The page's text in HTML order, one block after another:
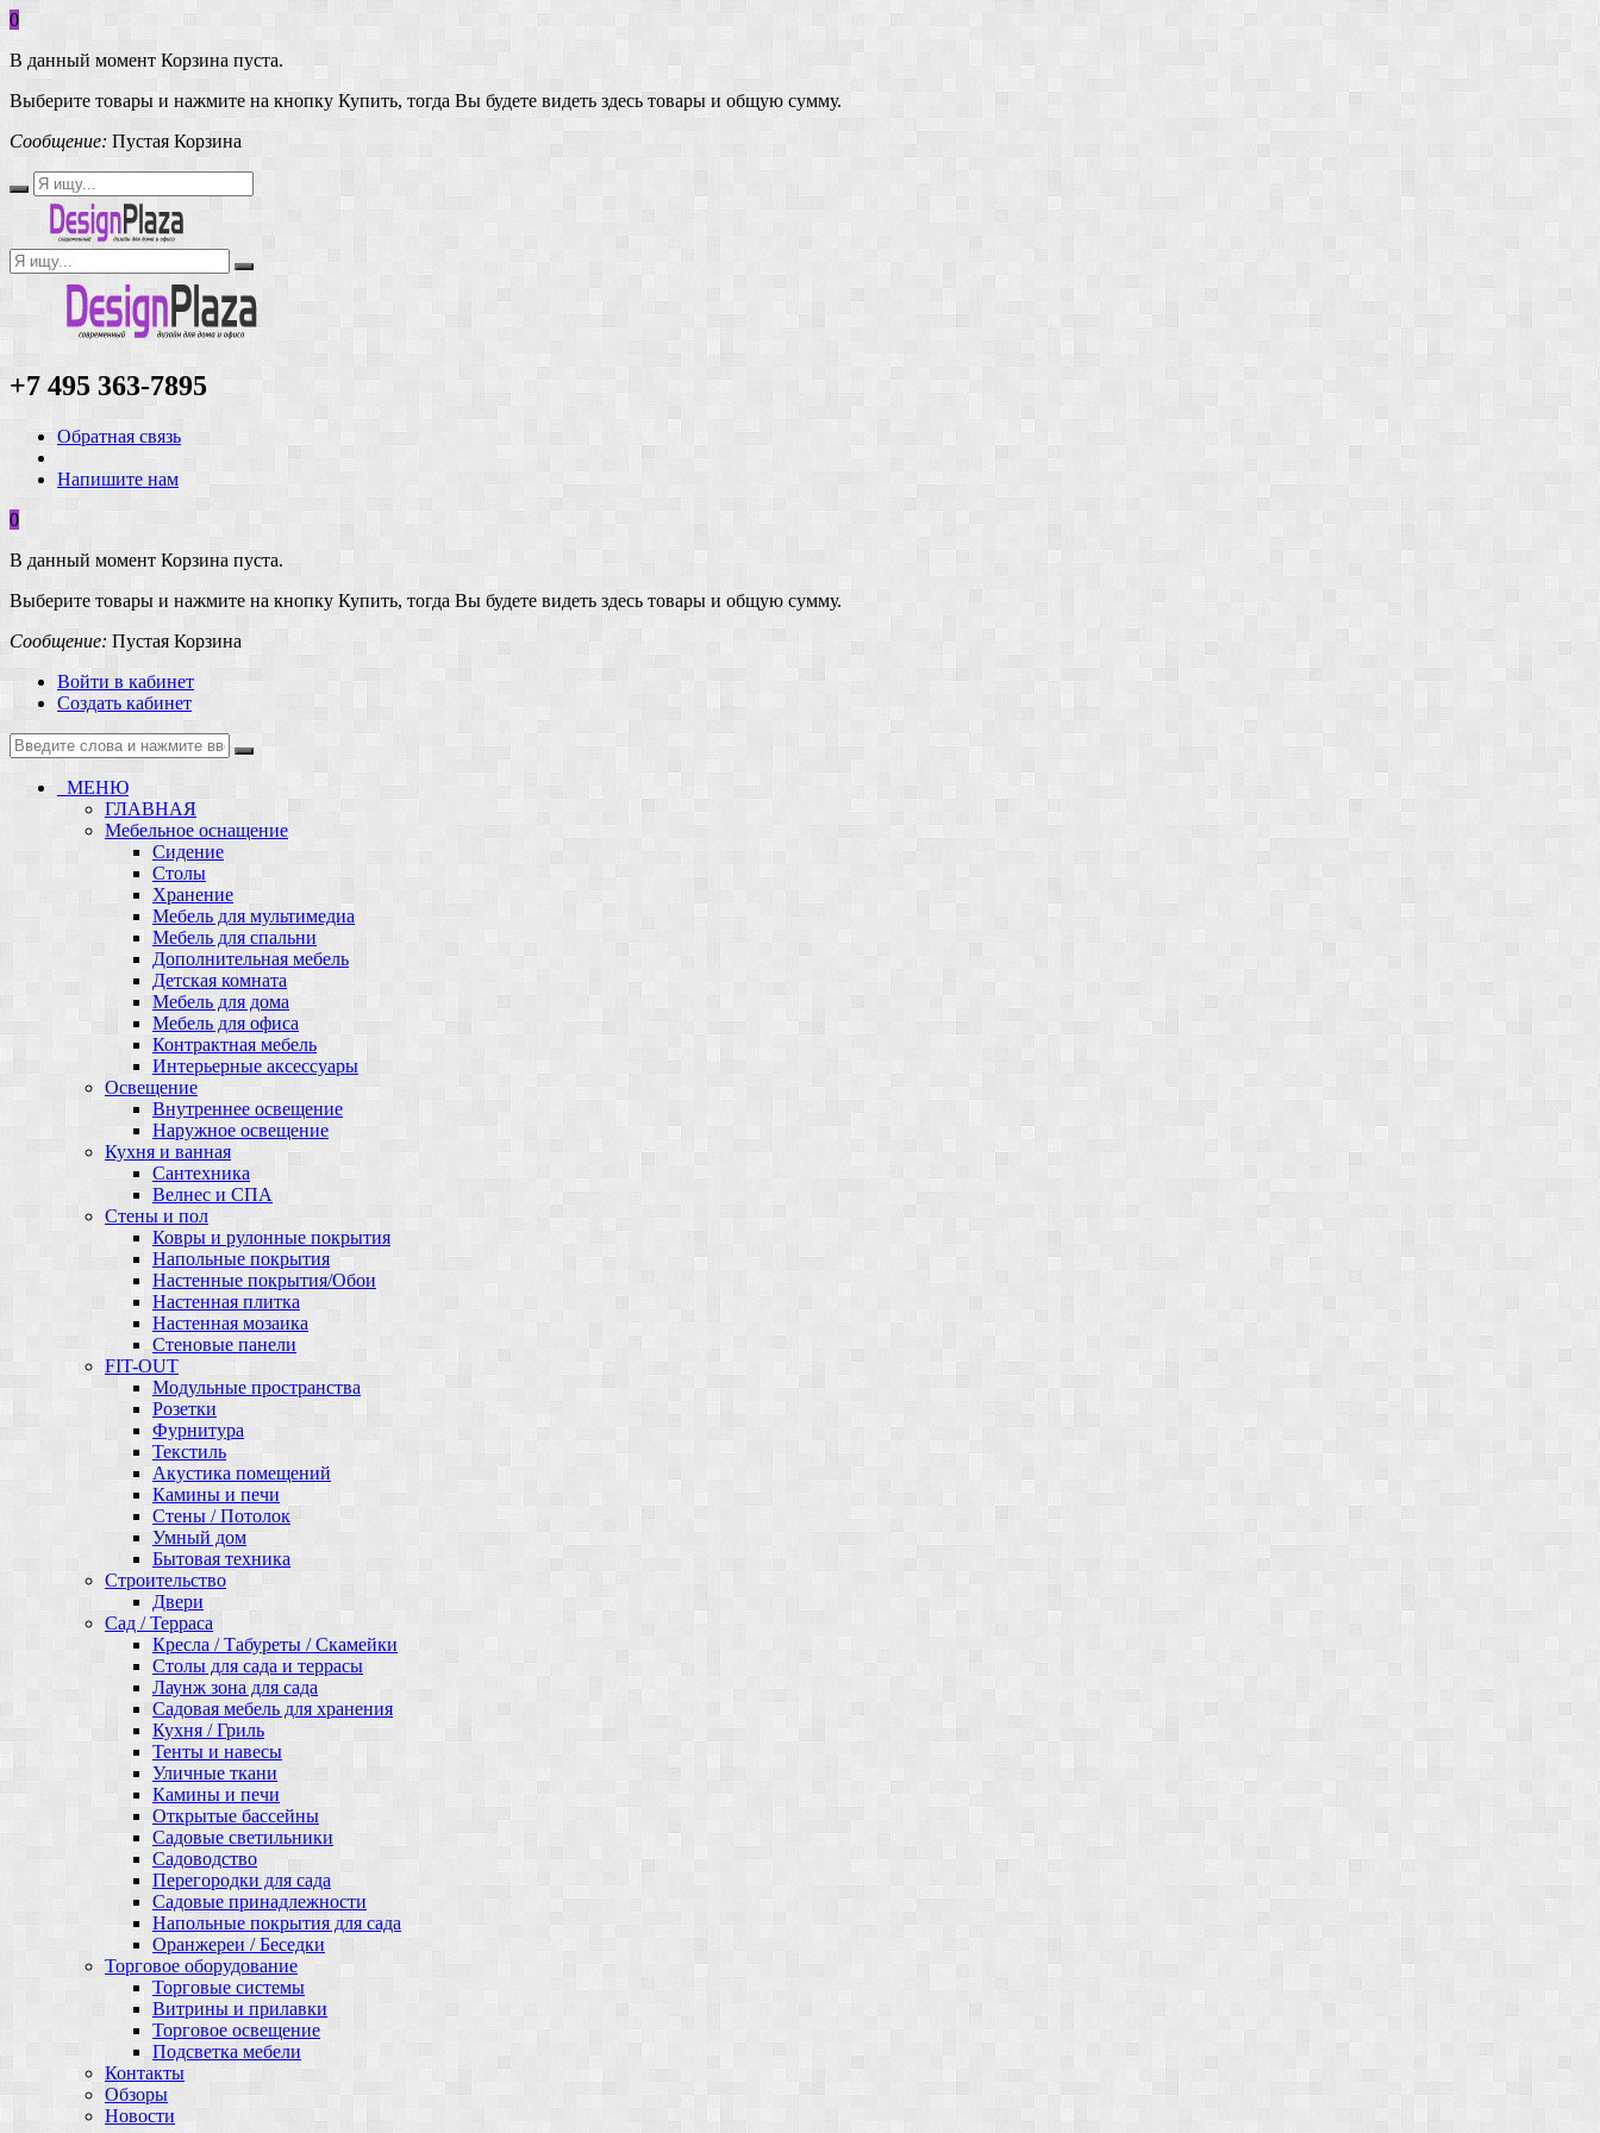
0
В данный момент Корзина пуста.
Выберите товары и нажмите на кнопку Купить, тогда Вы будете видеть здесь товары и общую сумму.
Сообщение: Пустая Корзина
+7 495 363-7895
Обратная связь
Напишите нам
0
В данный момент Корзина пуста.
Выберите товары и нажмите на кнопку Купить, тогда Вы будете видеть здесь товары и общую сумму.
Сообщение: Пустая Корзина
Войти в кабинет
Создать кабинет
МЕНЮ
ГЛАВНАЯ
Мебельное оснащение
Сидение
Столы
Хранение
Мебель для мультимедиа
Мебель для спальни
Дополнительная мебель
Детская комната
Мебель для дома
Мебель для офиса
Контрактная мебель
Интерьерные аксессуары
Освещение
Внутреннее освещение
Наружное освещение
Кухня и ванная
Сантехника
Велнес и СПА
Стены и пол
Ковры и рулонные покрытия
Напольные покрытия
Настенные покрытия/Обои
Настенная плитка
Настенная мозаика
Стеновые панели
FIT-OUT
Модульные пространства
Розетки
Фурнитура
Текстиль
Акустика помещений
Камины и печи
Стены / Потолок
Умный дом
Бытовая техника
Строительство
Двери
Сад / Терраса
Кресла / Табуреты / Скамейки
Столы для сада и террасы
Лаунж зона для сада
Садовая мебель для хранения
Кухня / Гриль
Тенты и навесы
Уличные ткани
Камины и печи
Открытые бассейны
Садовые светильники
Садоводство
Перегородки для сада
Садовые принадлежности
Напольные покрытия для сада
Оранжереи / Беседки
Торговое оборудование
Торговые системы
Витрины и прилавки
Торговое освещение
Подсветка мебели
Контакты
Обзоры
Новости